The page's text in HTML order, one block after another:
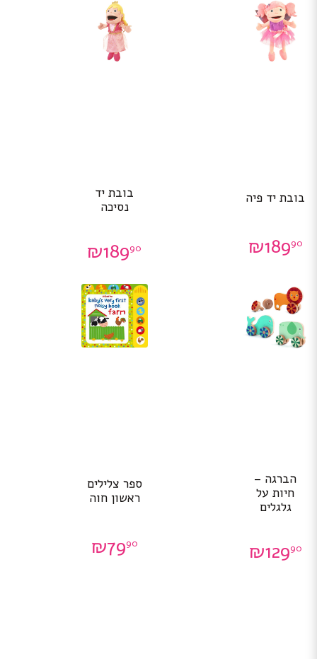
בובת יד פיה
₪18990
בובת יד
נסיכה
₪18990
הברגה –
חיות על
גלגלים
₪12990
ספר צלילים
ראשון חוה
₪7990